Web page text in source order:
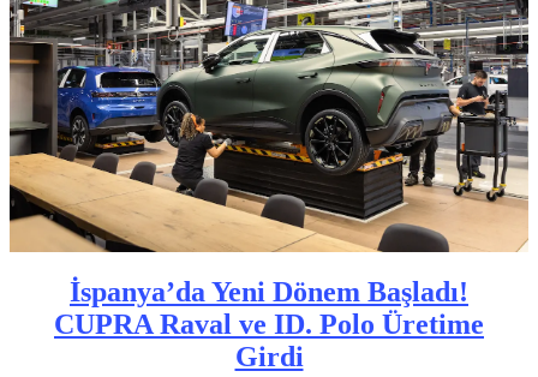
İspanya’da Yeni Dönem Başladı!
CUPRA Raval ve ID. Polo Üretime
Girdi